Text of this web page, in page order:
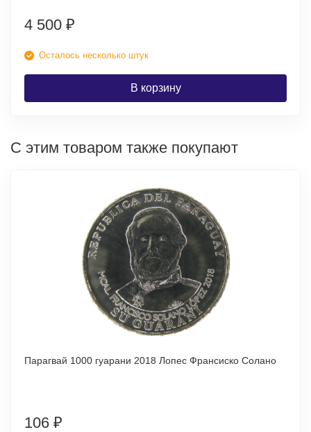
4 500 ₽
Осталось несколько штук
В корзину
С этим товаром также покупают
Парагвай 1000 гуарани 2018 Лопес Франсиско Солано
106 ₽